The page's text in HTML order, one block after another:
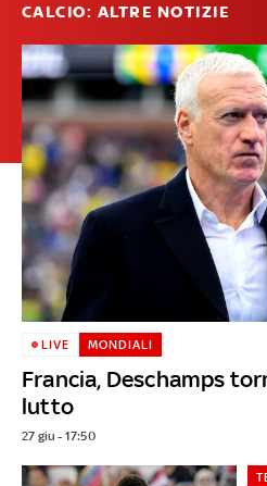
CALCIO: ALTRE NOTIZIE
Francia, Deschamps
lutto
LIVE MONDIALI
27 giu - 17:50